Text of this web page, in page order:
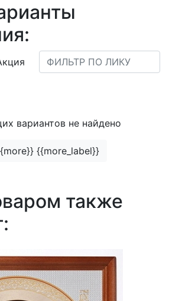
вариантов не найдено
{{more_label}}
также